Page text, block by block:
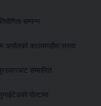
सम्पन्न
काठमाण्डौंमा सरुवा
सम्मानित
पोल्टामा